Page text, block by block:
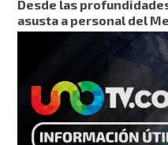
Desde las
asusta a personal del